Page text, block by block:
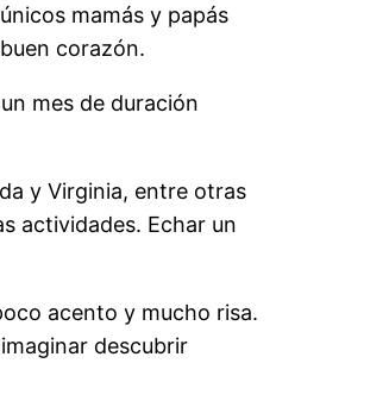
mamás y papás
corazón.
mes de duración
y Virginia, entre otras
actividades. Echar un
acento y mucho risa.
descubrir